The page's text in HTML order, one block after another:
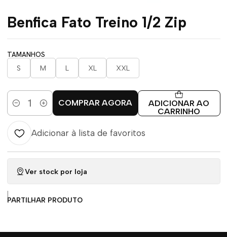
Benfica Fato Treino 1/2 Zip
TAMANHOS
S
M L XL XXL
Quantidade
ADICIONAR AO
CARRINHO
COMPRAR AGORA
Adicionar à lista de favoritos
Ver stock por loja
|
PARTILHAR PRODUTO